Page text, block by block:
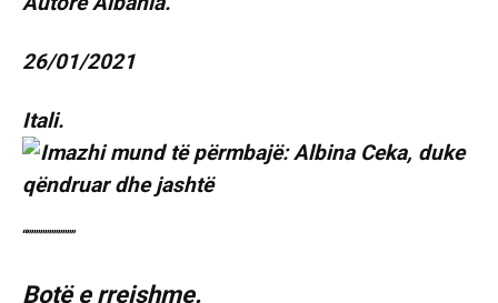
26/01/2021
Itali.
“”””””””””””
Botë e rrejshme.